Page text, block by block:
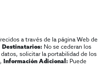
a través de la página Web de
Destinatarios: No se cederan los
solicitar la portabilidad de los
Información Adicional: Puede